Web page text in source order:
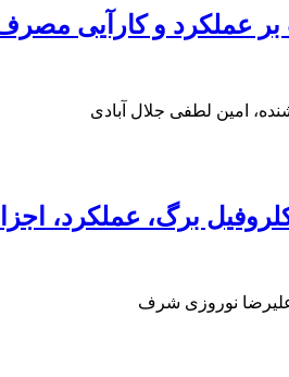
بر عملکرد و کارآیی
امین لطفی جلال آبادی
برگ، عملکرد،
نوروزی شرف